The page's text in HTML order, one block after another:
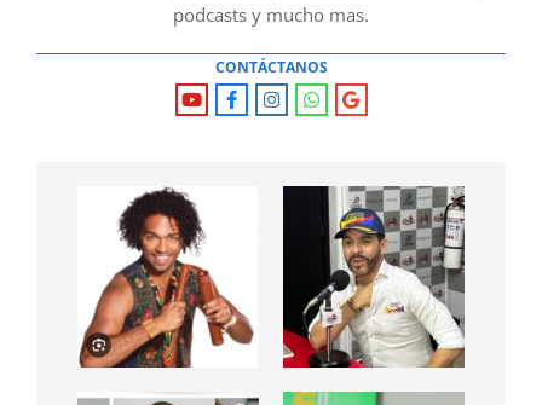
podcasts y mucho mas.
CONTÁCTANOS